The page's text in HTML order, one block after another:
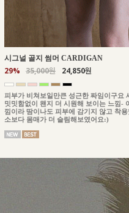
시그널 골지 썸머 CARDIGAN
29% 35,000원 24,850원
피부가 비쳐보일만큰 성근한 짜임이구요
밋밋함없이 왠지 더 시원해 보이는 느낌-
낌이라 땀이나도 피부에 감기지 않고 착
소보다 몸매가 더 슬림해보였어요:)